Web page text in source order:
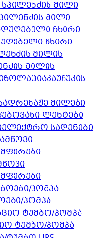
მილი
ჩხირი
მილის
კაუჩუკის
მილები
ლენტები
ელექტრო სადენები
პომპა
ტუმბო/პომპა